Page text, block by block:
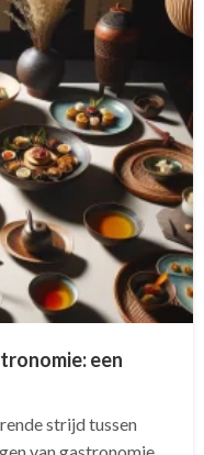
een
strijd tussen
van gastronomie,